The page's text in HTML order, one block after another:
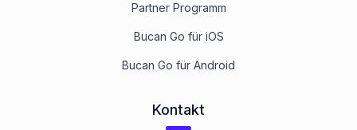
Partner Programm
Bucan Go für iOS
Bucan Go für Android
Kontakt